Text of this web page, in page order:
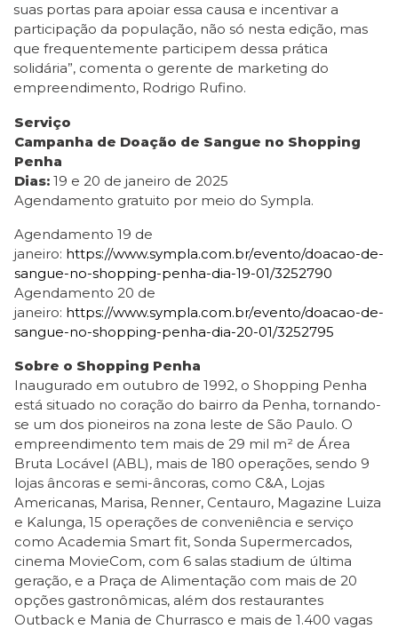
suas portas para apoiar essa causa e incentivar a
participação da população, não só nesta edição, mas
que frequentemente participem dessa prática
solidária”, comenta o gerente de marketing do
empreendimento, Rodrigo Rufino.
Serviço
Campanha de Doação de Sangue no Shopping
Penha
Dias: 19 e 20 de janeiro de 2025
Agendamento gratuito por meio do Sympla.
Agendamento 19 de
janeiro: https://www.sympla.com.br/evento/doacao-de-
sangue-no-shopping-penha-dia-19-01/3252790
Agendamento 20 de
janeiro: https://www.sympla.com.br/evento/doacao-de-
sangue-no-shopping-penha-dia-20-01/3252795
Sobre o Shopping Penha
Inaugurado em outubro de 1992, o Shopping Penha
está situado no coração do bairro da Penha, tornando-
se um dos pioneiros na zona leste de São Paulo. O
empreendimento tem mais de 29 mil m² de Área
Bruta Locável (ABL), mais de 180 operações, sendo 9
lojas âncoras e semi-âncoras, como C&A, Lojas
Americanas, Marisa, Renner, Centauro, Magazine Luiza
e Kalunga, 15 operações de conveniência e serviço
como Academia Smart fit, Sonda Supermercados,
cinema MovieCom, com 6 salas stadium de última
geração, e a Praça de Alimentação com mais de 20
opções gastronômicas, além dos restaurantes
Outback e Mania de Churrasco e mais de 1.400 vagas